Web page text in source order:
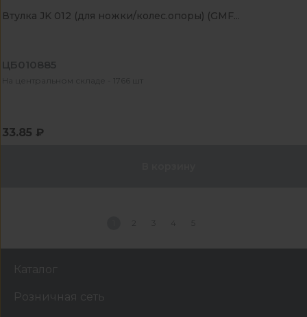
Втулка JK 012 (для ножки/колес.опоры) (GMF...
ЦБ010885
На центральном складе - 1766 шт
33.85 ₽
2 4 5
Каталог
Розничная сеть